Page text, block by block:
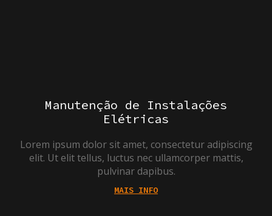
Manutenção de Instalações
Elétricas
Lorem ipsum dolor sit amet, consectetur adipiscing
elit. Ut elit tellus, luctus nec ullamcorper mattis,
pulvinar dapibus.
MAIS INFO